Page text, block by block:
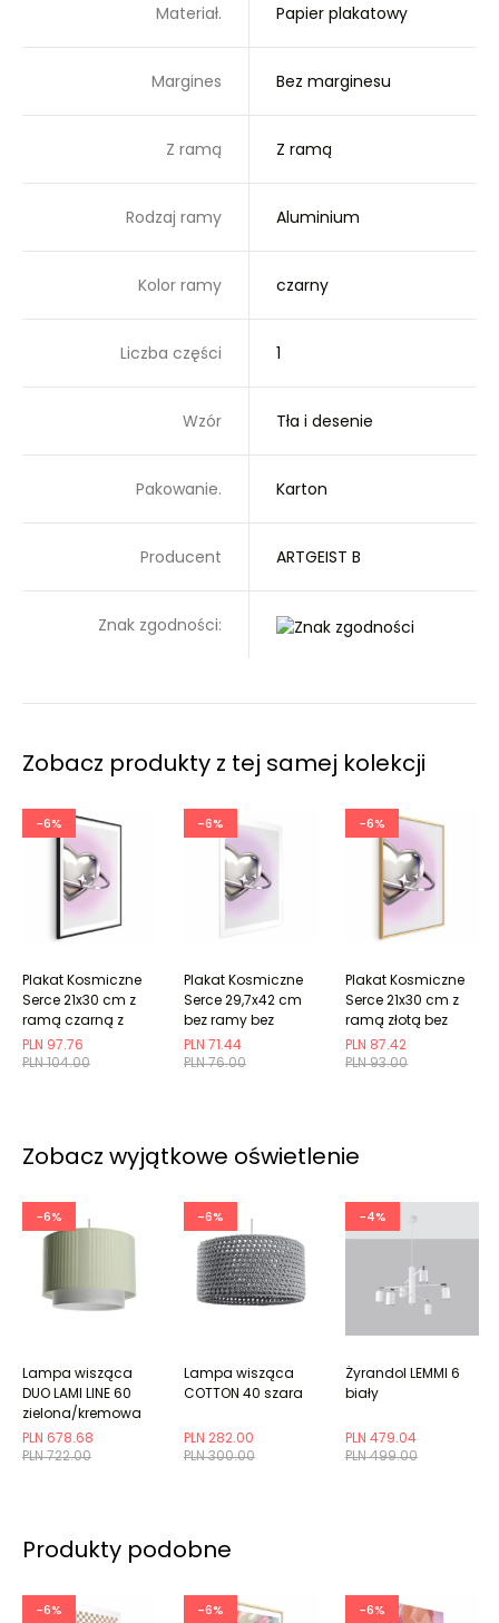
Materiał. Papier plakatowy
Margines Bez marginesu
Z ramą Z ramą
Rodzaj ramy Aluminium
Kolor ramy czarny
Liczba części 1
Wzór Tła i desenie
Pakowanie. Karton
Producent ARTGEIST B
Znak zgodności:
Zobacz produkty z tej samej kolekcji
-6%
PLN 104.00
PLN 97.76
Plakat Kosmiczne
Serce 21x30 cm z
ramą czarną z
marginesem
-6%
PLN 76.00
PLN 71.44
Plakat Kosmiczne
Serce 29,7x42 cm
bez ramy bez
marginesu
-6%
PLN 93.00
PLN 87.42
Plakat Kosmiczne
Serce 21x30 cm z
ramą złotą bez
marginesu
Zobacz wyjątkowe oświetlenie
-6%
PLN 722.00
PLN 678.68
Lampa wisząca
DUO LAMI LINE 60
zielona/kremowa
-6%
PLN 300.00
PLN 282.00
Lampa wisząca
COTTON 40 szara
-4%
PLN 499.00
PLN 479.04
Żyrandol LEMMI 6
biały
Produkty podobne
-6% -6% -6%